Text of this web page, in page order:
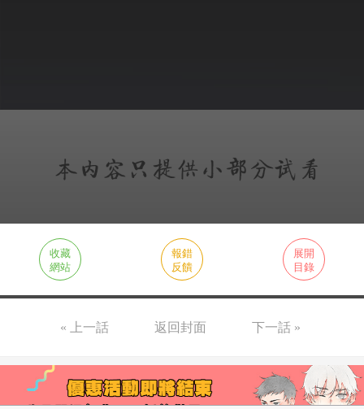
收藏
網站
報錯
反饋
展開
目錄
« 上一話 返回封面 下一話 »